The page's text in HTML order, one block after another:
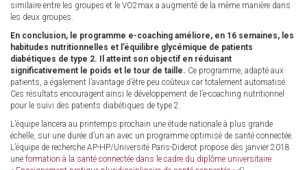
similaire entre les groupes et le VO2max a augmenté de la même manière dans
les deux groupes.
En conclusion, le programme e-coaching améliore, en 16 semaines, les
habitudes nutritionnelles et l’équilibre glycémique de patients
diabétiques de type 2. Il atteint son objectif en réduisant
significativement le poids et le tour de taille. Ce programme, adapté aux
patients, a également l’avantage d’être peu coûteux car totalement automatisé.
Ces résultats encouragent ainsi le développement de l’e-coaching nutritionnel
pour le suivi des patients diabétiques de type 2.
L’équipe lancera au printemps prochain une étude nationale à plus grande
échelle, sur une durée d’un an avec un programme optimisé de santé connectée.
L’équipe de recherche AP-HP/Université Paris-Diderot propose dès janvier 2018
une formation à la santé connectée dans le cadre du diplôme universitaire